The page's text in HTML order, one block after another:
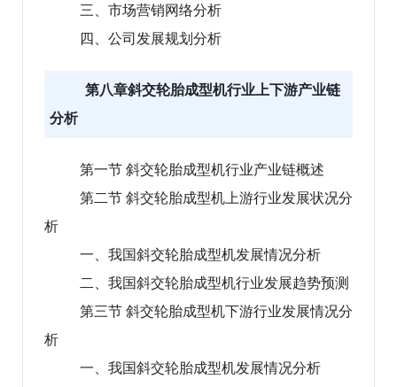
三、市场营销网络分析
四、公司发展规划分析
第八章斜交轮胎成型机行业上下游产业链
分析
第一节 斜交轮胎成型机行业产业链概述
第二节 斜交轮胎成型机上游行业发展状况分
析
一、我国斜交轮胎成型机发展情况分析
二、我国斜交轮胎成型机行业发展趋势预测
第三节 斜交轮胎成型机下游行业发展情况分
析
一、我国斜交轮胎成型机发展情况分析